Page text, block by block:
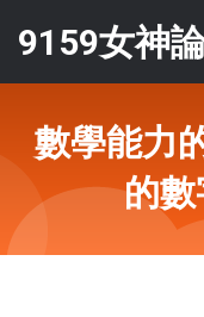
9159女神
數學能力
的